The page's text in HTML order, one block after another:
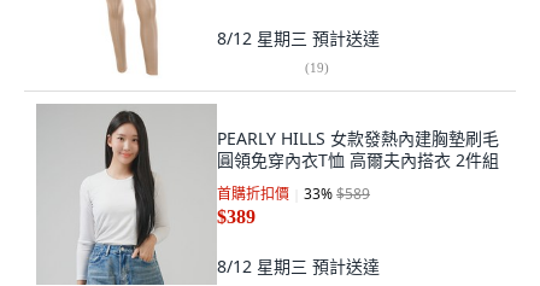
8/12 星期三 預計送達
(19)
PEARLY HILLS 女款發熱內建胸墊刷毛
圓領免穿內衣T恤 高爾夫內搭衣 2件組
首購折扣價 33%$589
$389
8/12 星期三 預計送達